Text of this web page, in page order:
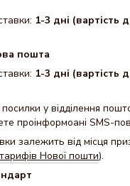
1-3 дні (вартість
пошта
1-3 дні (вартість
посилки у відділення
проінформоані SMS-
залежить від місця
Нової пошти).